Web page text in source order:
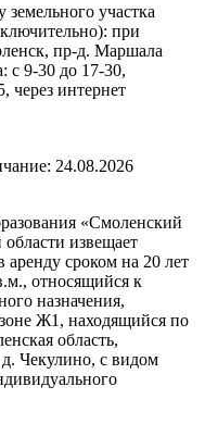
земельного участка
при
пр-д. Маршала
с 9-30 до 17-30,
через интернет
24.08.2026
«Смоленский
извещает
аренду сроком на 20 лет
относящийся к
назначения,
Ж1, находящийся по
область,
Чекулино, с видом